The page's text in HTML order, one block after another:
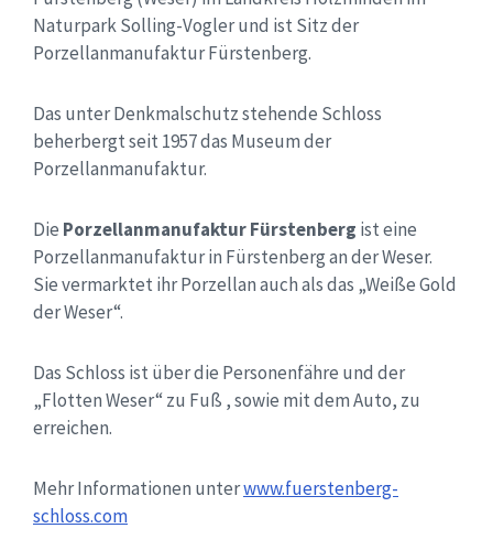
Naturpark Solling-Vogler und ist Sitz der
Porzellanmanufaktur Fürstenberg.
Das unter Denkmalschutz stehende Schloss
beherbergt seit 1957 das Museum der
Porzellanmanufaktur.
Die Porzellanmanufaktur Fürstenberg ist eine
Porzellanmanufaktur in Fürstenberg an der Weser.
Sie vermarktet ihr Porzellan auch als das „Weiße Gold
der Weser“.
Das Schloss ist über die Personenfähre und der
„Flotten Weser“ zu Fuß , sowie mit dem Auto, zu
erreichen.
Mehr Informationen unterwww.fuerstenberg-
schloss.com